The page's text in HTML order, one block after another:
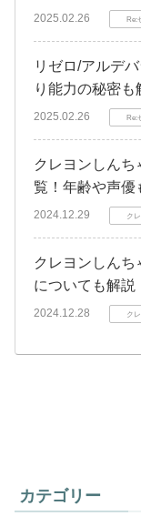
2025.02.26 Re:
リゼロ/アルデ
り能力の秘密も
2025.02.26 Re:
クレヨンしん
覧！年齢や声優
2024.12.29 ク
クレヨンしん
についても解説
2024.12.28 ク
カテゴリー